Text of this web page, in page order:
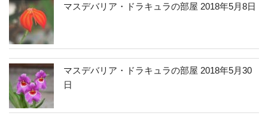
マスデバリア・ドラキュラの部屋 2018年5月8日
マスデバリア・ドラキュラの部屋 2018年5月30
日